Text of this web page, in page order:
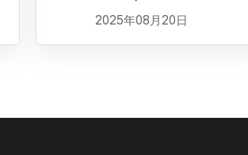
2025年08月20日